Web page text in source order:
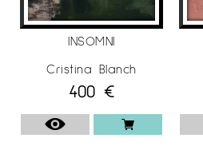
INSOMNI
Cristina Blanch
400 €